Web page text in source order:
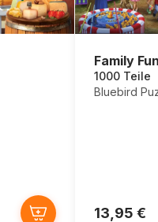
Family
1000 Teile
Bluebird
13,95 €